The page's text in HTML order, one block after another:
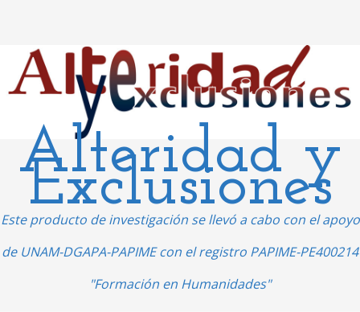
Alteridad y
Exclusiones
Este producto de investigación se llevó a cabo con el apoyo
de UNAM-DGAPA-PAPIME con el registro PAPIME-PE400214
"Formación en Humanidades"